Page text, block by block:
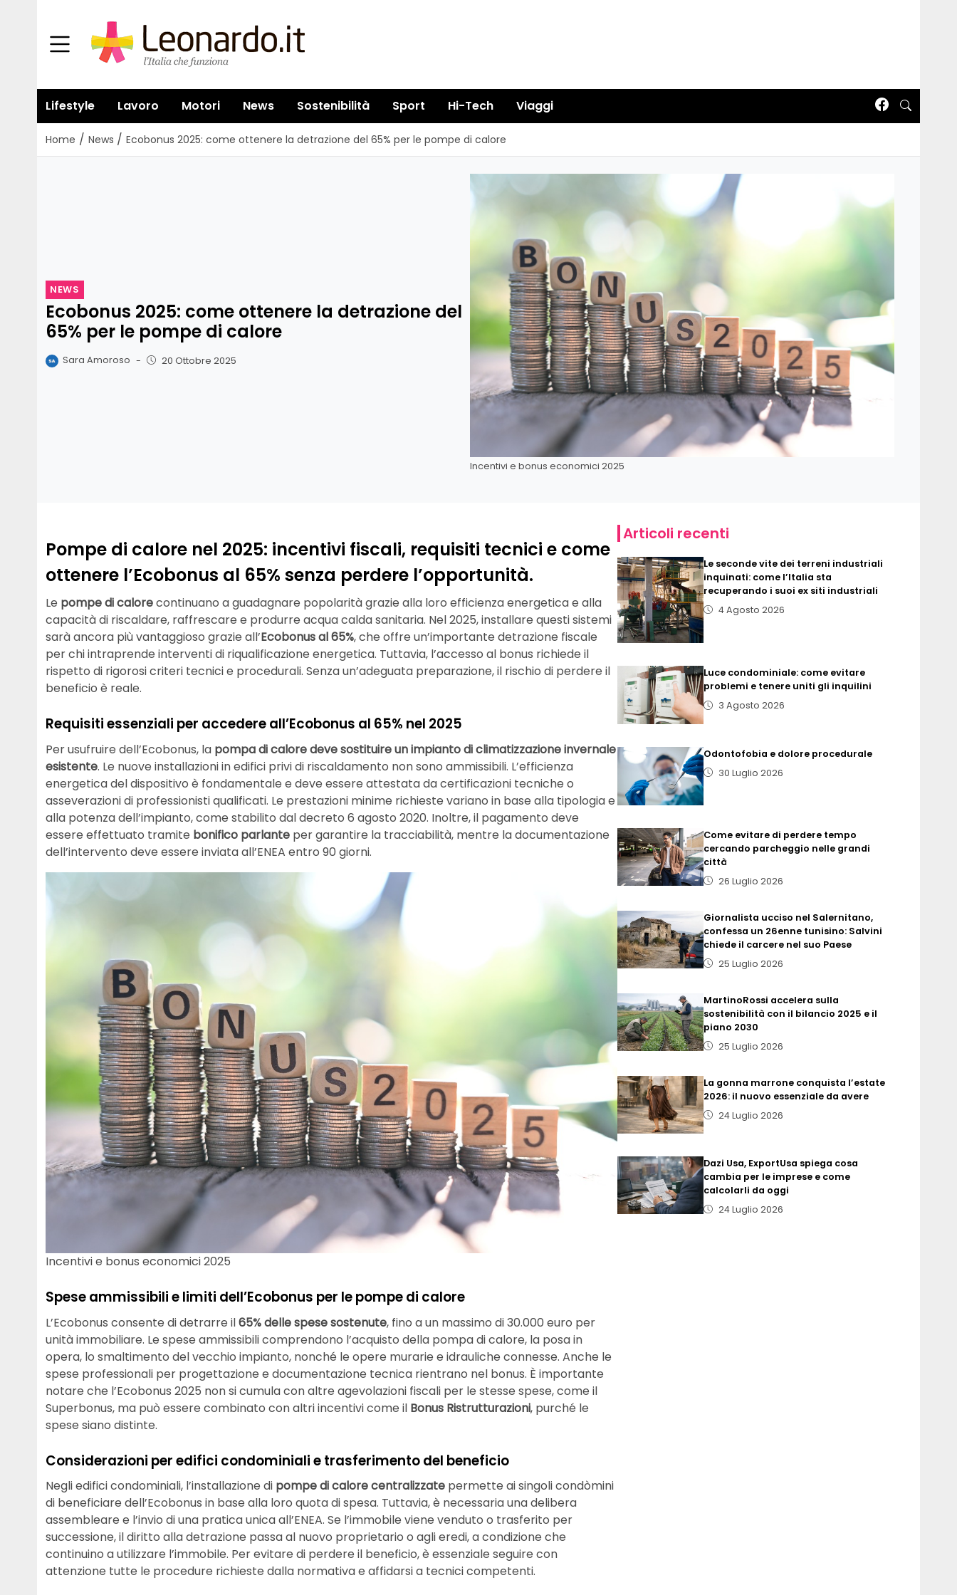
Lifestyle Lavoro Motori News Sostenibilità Sport Hi-Tech Viaggi
Home / News / Ecobonus 2025: come ottenere la detrazione del 65% per le pompe di calore
NEWS
Ecobonus 2025: come ottenere la detrazione del
65% per le pompe di calore
Sara Amoroso - 20 Ottobre 2025
Incentivi e bonus economici 2025
Pompe di calore nel 2025: incentivi fiscali, requisiti tecnici e come
ottenere l’Ecobonus al 65% senza perdere l’opportunità.
Le pompe di calorecontinuano a guadagnare popolarità grazie alla loro efficienza energetica e alla
capacità di riscaldare, raffrescare e produrre acqua calda sanitaria. Nel 2025, installare questi sistemi
sarà ancora più vantaggioso grazie all’Ecobonus al 65%, che offre un’importante detrazione fiscale
per chi intraprende interventi di riqualificazione energetica. Tuttavia, l’accesso al bonus richiede il
rispetto di rigorosi criteri tecnici e procedurali. Senza un’adeguata preparazione, il rischio di perdere il
beneficio è reale.
Requisiti essenziali per accedere all’Ecobonus al 65% nel 2025
Per usufruire dell’Ecobonus, la pompa di calore deve sostituire un impianto di climatizzazione invernale
esistente. Le nuove installazioni in edifici privi di riscaldamento non sono ammissibili. L’efficienza
energetica del dispositivo è fondamentale e deve essere attestata da certificazioni tecniche o
asseverazioni di professionisti qualificati. Le prestazioni minime richieste variano in base alla tipologia e
alla potenza dell’impianto, come stabilito dal decreto 6 agosto 2020. Inoltre, il pagamento deve
essere effettuato tramite bonifico parlante per garantire la tracciabilità, mentre la documentazione
dell’intervento deve essere inviata all’ENEA entro 90 giorni.
Incentivi e bonus economici 2025
Spese ammissibili e limiti dell’Ecobonus per le pompe di calore
L’Ecobonus consente di detrarre il65% delle spese sostenute, fino a un massimo di 30.000 euro per
unità immobiliare. Le spese ammissibili comprendono l’acquisto della pompa di calore, la posa in
opera, lo smaltimento del vecchio impianto, nonché le opere murarie e idrauliche connesse. Anche le
spese professionali per progettazione e documentazione tecnica rientrano nel bonus. È importante
notare che l’Ecobonus 2025 non si cumula con altre agevolazioni fiscali per le stesse spese, come il
Superbonus, ma può essere combinato con altri incentivi come il Bonus Ristrutturazioni, purché le
spese siano distinte.
Considerazioni per edifici condominiali e trasferimento del beneficio
Negli edifici condominiali, l’installazione di pompe di calore centralizzate permette ai singoli condòmini
di beneficiare dell’Ecobonus in base alla loro quota di spesa. Tuttavia, è necessaria una delibera
assembleare e l’invio di una pratica unica all’ENEA. Se l’immobile viene venduto o trasferito per
successione, il diritto alla detrazione passa al nuovo proprietario o agli eredi, a condizione che
continuino a utilizzare l’immobile. Per evitare di perdere il beneficio, è essenziale seguire con
attenzione tutte le procedure richieste dalla normativa e affidarsi a tecnici competenti.
Articoli recenti
Le seconde vite dei terreni industriali
inquinati: come l’Italia sta
recuperando i suoi ex siti industriali
4 Agosto 2026
Luce condominiale: come evitare
problemi e tenere uniti gli inquilini
3 Agosto 2026
Odontofobia e dolore procedurale
30 Luglio 2026
Come evitare di perdere tempo
cercando parcheggio nelle grandi
città
26 Luglio 2026
Giornalista ucciso nel Salernitano,
confessa un 26enne tunisino: Salvini
chiede il carcere nel suo Paese
25 Luglio 2026
MartinoRossi accelera sulla
sostenibilità con il bilancio 2025 e il
piano 2030
25 Luglio 2026
La gonna marrone conquista l’estate
2026: il nuovo essenziale da avere
24 Luglio 2026
Dazi Usa, ExportUsa spiega cosa
cambia per le imprese e come
calcolarli da oggi
24 Luglio 2026